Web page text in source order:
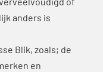
of
anders is
Blik, zoals; de
en